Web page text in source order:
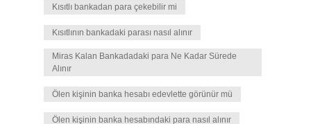
Kısıtlı bankadan para çekebilir mi
Kısıtlının bankadaki parası nasıl alınır
Miras Kalan Bankadadaki para Ne Kadar Sürede
Alınır
Ölen kişinin banka hesabı edevlette görünür mü
Ölen kişinin banka hesabındaki para nasıl alınır